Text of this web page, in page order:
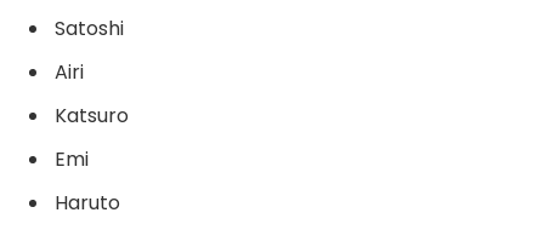
Satoshi
Airi
Katsuro
Emi
Haruto